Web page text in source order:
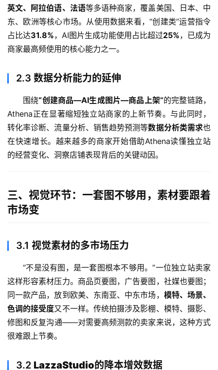
英文、阿拉伯语、法语等多语种商家，覆盖美国、日本、中
东、欧洲等核心市场。从使用数据来看，“创建类”运营指令
占比达31.8%，AI图片生成功能使用占比超过25%，已成为
商家最高频使用的核心能力之一。
2.3 数据分析能力的延伸
围绕“创建商品—AI生成图片—商品上架”的完整链路，
Athena正在显著缩短独立站商家的上新节奏。与此同时，
转化率诊断、流量分析、销售趋势预测等数据分析类需求也
在快速增长。越来越多的商家开始借助Athena读懂独立站
的经营变化、洞察店铺表现背后的关键动因。
三、视觉环节：一套图不够用，素材要跟着
市场变
3.1 视觉素材的多市场压力
“不是没有图，是一套图根本不够用。”一位独立站卖家
这样形容素材压力。商品页要图，广告要图，社媒也要图；
同一款产品，放到欧美、东南亚、中东市场， 模特、场景、
色调的接受度又不一样。传统拍摄涉及影棚、模特、摄影、
修图和反复沟通——对需要高频测款的卖家来说，这种方式
很难跟上节奏。
3.2 LazzaStudio的降本增效数据